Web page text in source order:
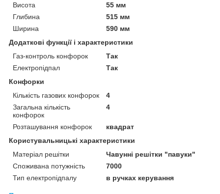
Висота
55 мм
Глибина
515 мм
Ширина
590 мм
Додаткові функції і характеристики
Газ-контроль конфорок
Так
Електропідпал
Так
Конфорки
Кількість газових конфорок
4
Загальна кількість
конфорок
4
Розташування конфорок
квадрат
Користувальницькі характеристики
Матеріал решітки
Чавунні решітки "павуки"
Споживана потужність
7000
Тип електропідпалу
в ручках керування